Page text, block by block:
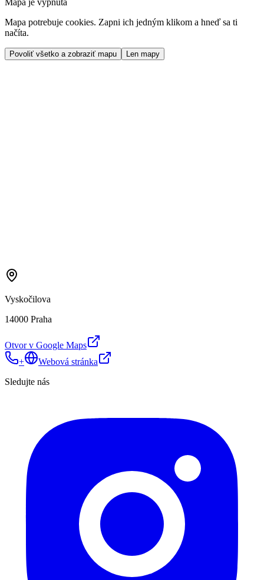
Mapa je vypnutá
Mapa potrebuje cookies. Zapni ich jedným klikom a hneď sa ti
načíta.
Povoliť všetko a zobraziť mapu Len mapy
Vyskočilova
14000 Praha
Otvor v Google Maps
+
Webová stránka
Sledujte nás